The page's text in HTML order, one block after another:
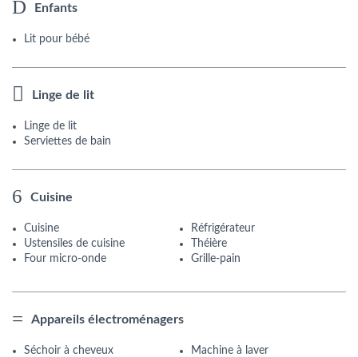
Enfants
Lit pour bébé
Linge de lit
Linge de lit
Serviettes de bain
Cuisine
Cuisine
Réfrigérateur
Ustensiles de cuisine
Théière
Four micro-onde
Grille-pain
Appareils électroménagers
Séchoir à cheveux
Machine à laver